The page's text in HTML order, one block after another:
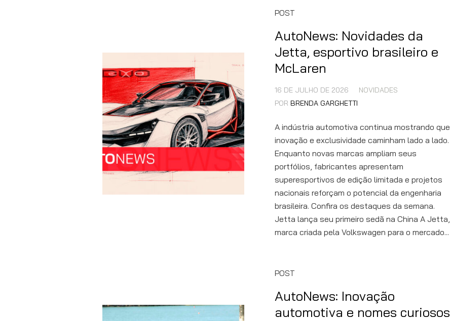
POST
AutoNews: Novidades da
Jetta, esportivo brasileiro e
McLaren
16 DE JULHO DE 2026
NOVIDADES
POR BRENDA GARGHETTI
A indústria automotiva continua mostrando que
inovação e exclusividade caminham lado a lado.
Enquanto novas marcas ampliam seus
portfólios, fabricantes apresentam
superesportivos de edição limitada e projetos
nacionais reforçam o potencial da engenharia
brasileira. Confira os destaques da semana.
Jetta lança seu primeiro sedã na China A Jetta,
marca criada pela Volkswagen para o mercado...
POST
AutoNews: Inovação
automotiva e nomes curiosos